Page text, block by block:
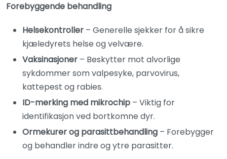
Forebyggende behandling
Helsekontroller – Generelle sjekker for å sikre
kjæledyrets helse og velvære.
Vaksinasjoner – Beskytter mot alvorlige
sykdommer som valpesyke, parvovirus,
kattepest og rabies.
ID-merking med mikrochip – Viktig for
identifikasjon ved bortkomne dyr.
Ormekurer og parasittbehandling – Forebygger
og behandler indre og ytre parasitter.